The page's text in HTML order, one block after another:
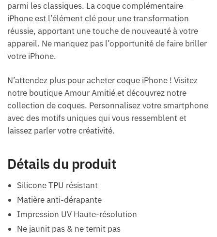
parmi les classiques. La coque complémentaire
iPhone est l’élément clé pour une transformation
réussie, apportant une touche de nouveauté à votre
appareil. Ne manquez pas l’opportunité de faire briller
votre iPhone.
N’attendez plus pour acheter coque iPhone ! Visitez
notre boutique Amour Amitié et découvrez notre
collection de coques. Personnalisez votre smartphone
avec des motifs uniques qui vous ressemblent et
laissez parler votre créativité.
Détails du produit
Silicone TPU résistant
Matière anti-dérapante
Impression UV Haute-résolution
Ne jaunit pas & ne ternit pas